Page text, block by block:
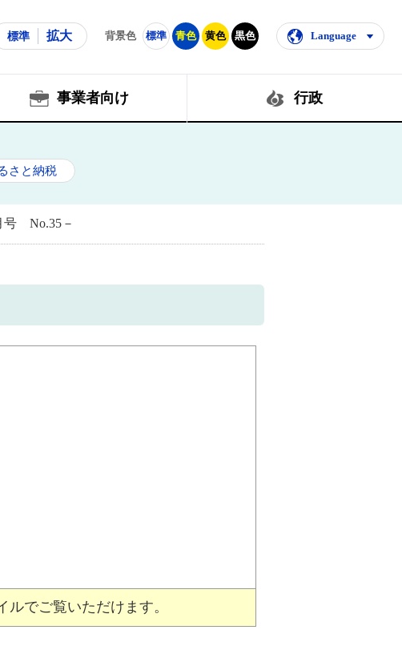
標準 拡大 背景色 標準 青色 黄色 黒色 Language
事業者向け 行政
さと納税
号 No.35－
でご覧いただけます。